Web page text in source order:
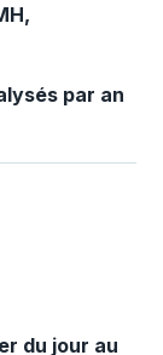
par an
du jour au